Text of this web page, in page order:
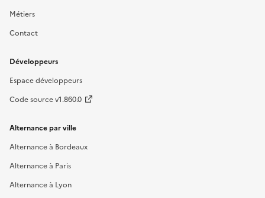
Métiers
Contact
Développeurs
Espace développeurs
Code source v1.860.0
Alternance par ville
Alternance à Bordeaux
Alternance à Paris
Alternance à Lyon